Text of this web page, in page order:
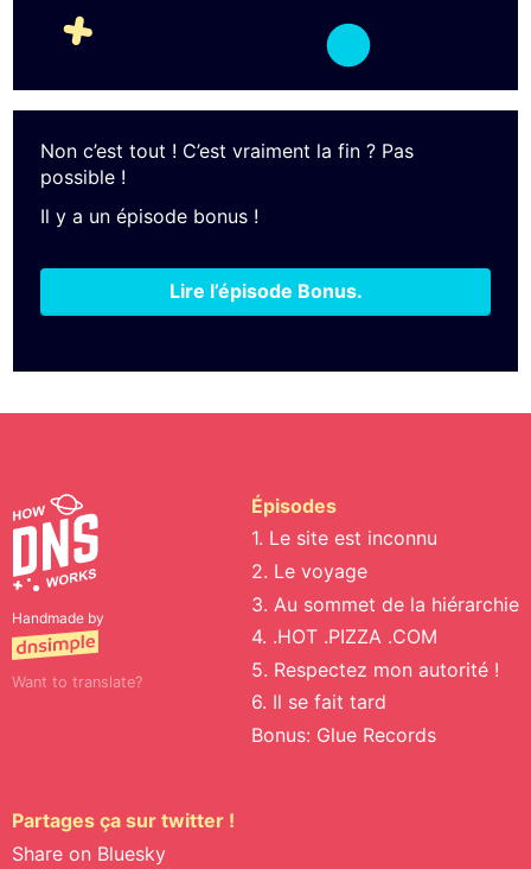
Non c’est tout ! C’est vraiment la fin ? Pas
possible !
Il y a un épisode bonus !
Lire l’épisode Bonus.
Handmade by
Want to translate?
Épisodes
1. Le site est inconnu
2. Le voyage
3. Au sommet de la hiérarchie
4. .HOT .PIZZA .COM
5. Respectez mon autorité !
6. Il se fait tard
Bonus: Glue Records
Partages ça sur twitter !
Share on Bluesky